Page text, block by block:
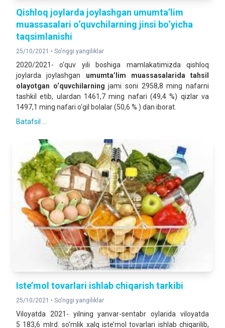
Qishloq joylarda joylashgan umumta’lim
muassasalari o‘quvchilarning jinsi bo‘yicha
taqsimlanishi
25/10/2021 • So'nggi yangiliklar
2020/2021- o‘quv yili boshiga mamlakatimizda qishloq
joylarda joylashgan umumta’lim muassasalarida tahsil
olayotgan o‘quvchilarningjami soni 2958,8 ming nafarni
tashkil etib, ulardan 1461,7 ming nafari (49,4 %) qizlar va
1497,1 ming nafari o‘gil bolalar (50,6 % ) dan iborat.
Batafsil ...
Iste’mol tovarlari ishlab chiqarish tarkibi
25/10/2021 • So'nggi yangiliklar
Viloyatda 2021- yilning yanvar-sentabr oylarida viloyatda
5 183,6 mlrd. so‘mlik xalq iste’mol tovarlari ishlab chiqarilib,